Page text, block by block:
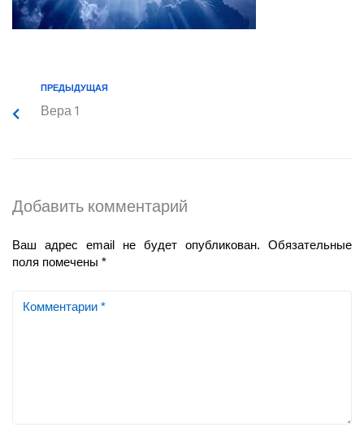
ПРЕДЫДУЩАЯ
Вера 1
Добавить комментарий
Ваш адрес email не будет опубликован.
Обязательные
поля помечены *